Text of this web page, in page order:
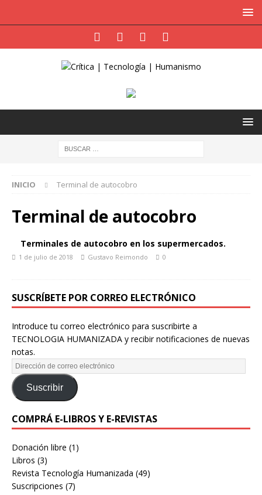
INICIO Terminal de autocobro
Terminal de autocobro
Terminales de autocobro en los supermercados.
1 de julio de 2018 Gustavo Reimondo 0
SUSCRÍBETE POR CORREO ELECTRÓNICO
Introduce tu correo electrónico para suscribirte a
TECNOLOGIA HUMANIZADA y recibir notificaciones de nuevas
notas.
Suscribir
COMPRÁ E-LIBROS Y E-REVISTAS
Donación libre (1)
Libros (3)
Revista Tecnología Humanizada (49)
Suscripciones (7)